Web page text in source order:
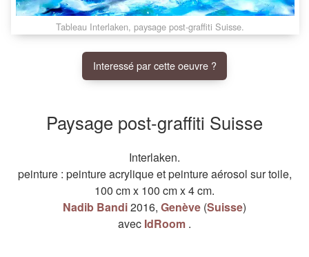
Tableau Interlaken, paysage post-graffiti Suisse.
Interessé par cette oeuvre ?
Paysage post-graffiti Suisse
Interlaken.
peinture: peinture acryliqueetpeinture aérosol surtoile,
100 cmx 100 cmx4 cm.
Nadib Bandi2016, Genève (Suisse)
avec IdRoom .